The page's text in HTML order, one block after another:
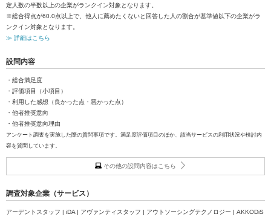
定人数の半数以上の企業がランクイン対象となります。
※総合得点が60.0点以上で、他人に薦めたくないと回答した人の割合が基準値以下の企業がラ
ンクイン対象となります。
≫ 詳細はこちら
設問内容
・総合満足度
・評価項目（小項目）
・利用した感想（良かった点・悪かった点）
・他者推奨意向
・他者推奨意向理由
アンケート調査を実施した際の質問事項です。満足度評価項目のほか、該当サービスの利用状況や検討内
容を質問しています。
その他の設問内容はこちら
調査対象企業（サービス）
アーデントスタッフ | iDA | アヴァンティスタッフ | アウトソーシングテクノロジー | AKKODiS